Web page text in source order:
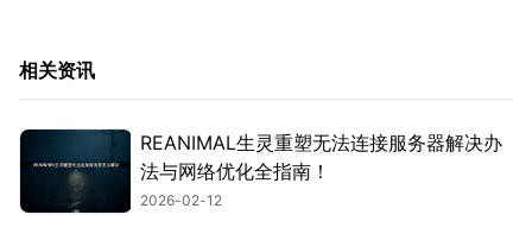
相关资讯
REANIMAL生灵重塑无法连接服务器解决办
法与网络优化全指南！
2026-02-12